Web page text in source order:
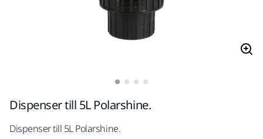
Dispenser till 5L Polarshine.
Dispenser till 5L Polarshine.